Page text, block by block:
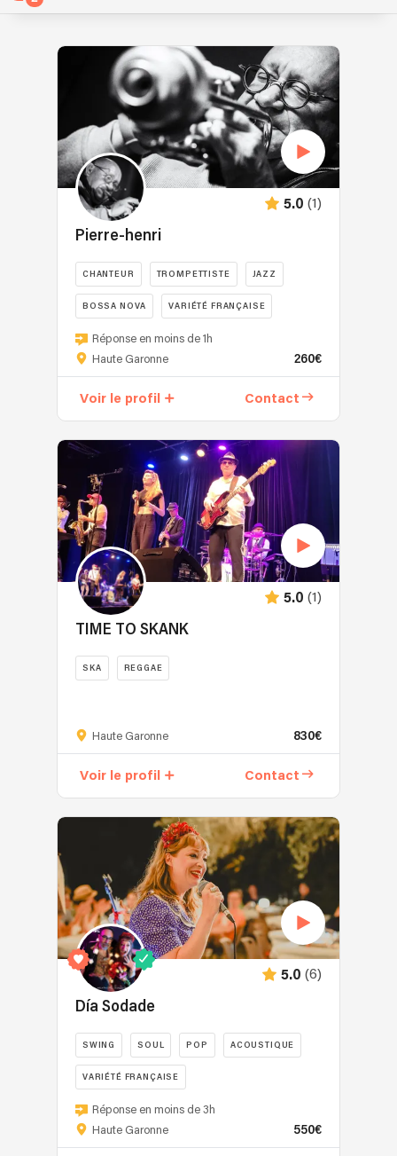
5.0 (1)
Pierre-henri
CHANTEUR TROMPETTISTE JAZZ
BOSSA NOVA VARIÉTÉ FRANÇAISE
Réponse en moins de 1h
Haute Garonne
260€
Voir le profil Contact
5.0 (1)
TIME TO SKANK
SKA REGGAE
Haute Garonne 830€
Voir le profil Contact
5.0 (6)
Día Sodade
SWING SOUL POP ACOUSTIQUE
VARIÉTÉ FRANÇAISE
Réponse en moins de 3h
Haute Garonne
550€